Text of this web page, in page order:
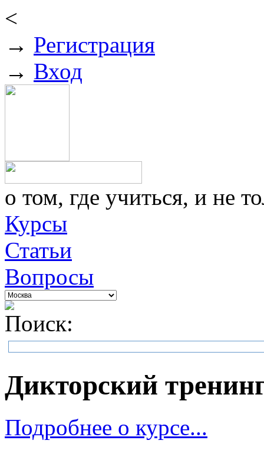
<
→ Регистрация
→ Вход
о том, где учиться, и не
Курсы
Статьи
Вопросы
Поиск:
Дикторский
Подробнее о курсе...